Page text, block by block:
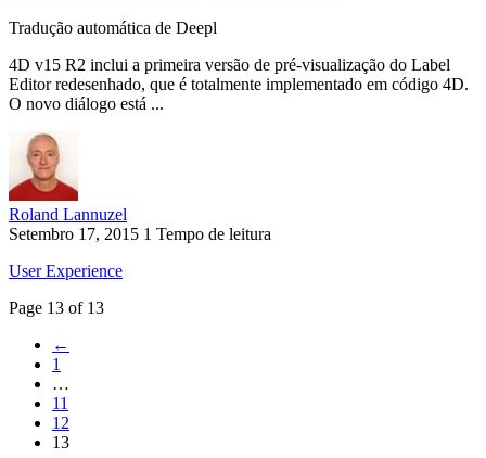
Tradução automática de Deepl
4D v15 R2 inclui a primeira versão de pré-visualização do Label
Editor redesenhado, que é totalmente implementado em código 4D.
O novo diálogo está ...
Roland Lannuzel
Setembro 17, 2015 1 Tempo de leitura
User Experience
Page 13 of 13
←
1
…
11
12
13